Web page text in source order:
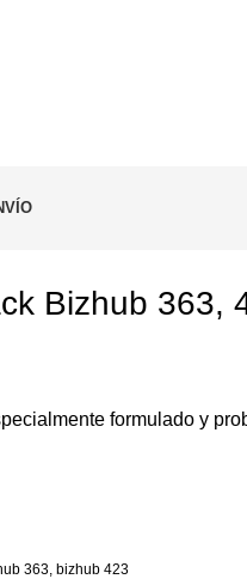
Bizhub 363,
formulado y
363, bizhub 423